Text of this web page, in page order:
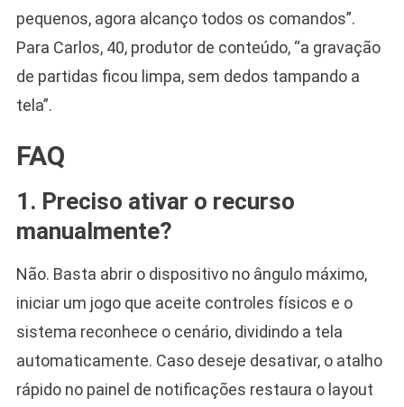
pequenos, agora alcanço todos os comandos”.
Para Carlos, 40, produtor de conteúdo, “a gravação
de partidas ficou limpa, sem dedos tampando a
tela”.
FAQ
1. Preciso ativar o recurso
manualmente?
Não. Basta abrir o dispositivo no ângulo máximo,
iniciar um jogo que aceite controles físicos e o
sistema reconhece o cenário, dividindo a tela
automaticamente. Caso deseje desativar, o atalho
rápido no painel de notificações restaura o layout